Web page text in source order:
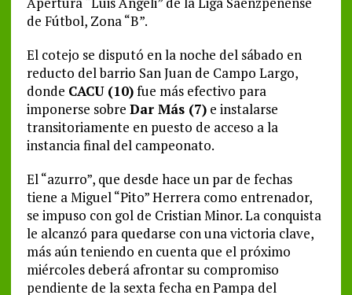
de Fútbol, Zona “B”.
El cotejo se disputó en la noche del sábado en
reducto del barrio San Juan de Campo Largo,
donde CACU (10)fue más efectivo para
imponerse sobre Dar Más (7)e instalarse
transitoriamente en puesto de acceso a la
instancia final del campeonato.
El “azurro”, que desde hace un par de fechas
tiene a Miguel “Pito” Herrera como entrenador,
se impuso con gol de Cristian Minor. La conquista
le alcanzó para quedarse con una victoria clave,
más aún teniendo en cuenta que el próximo
miércoles deberá afrontar su compromiso
pendiente de la sexta fecha en Pampa del